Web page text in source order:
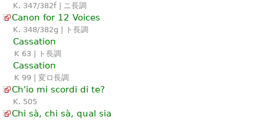
K. 347/382f | ニ長調
Canon for 12 Voices
K. 348/382g | ト長調
Cassation
K 63 | ト長調
Cassation
K 99 | 変ロ長調
Ch'io mi scordi di te?
K. 505
Chi sà, chi sà, qual sia